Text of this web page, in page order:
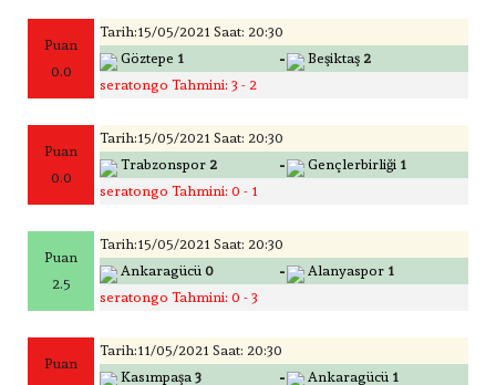
Puan
0.0
Tarih:15/05/2021 Saat: 20:30
Göztepe 1 - Beşiktaş 2
seratongo Tahmini: 3 - 2
Puan
0.0
Tarih:15/05/2021 Saat: 20:30
Trabzonspor 2 - Gençlerbirliği 1
seratongo Tahmini: 0 - 1
Puan
2.5
Tarih:15/05/2021 Saat: 20:30
Ankaragücü 0 - Alanyaspor 1
seratongo Tahmini: 0 - 3
Puan
Tarih:11/05/2021 Saat: 20:30
Kasımpaşa 3 - Ankaragücü 1